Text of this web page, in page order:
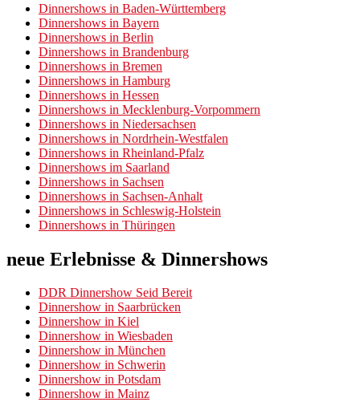
Dinnershows in Baden-Württemberg
Dinnershows in Bayern
Dinnershows in Berlin
Dinnershows in Brandenburg
Dinnershows in Bremen
Dinnershows in Hamburg
Dinnershows in Hessen
Dinnershows in Mecklenburg-Vorpommern
Dinnershows in Niedersachsen
Dinnershows in Nordrhein-Westfalen
Dinnershows in Rheinland-Pfalz
Dinnershows im Saarland
Dinnershows in Sachsen
Dinnershows in Sachsen-Anhalt
Dinnershows in Schleswig-Holstein
Dinnershows in Thüringen
neue Erlebnisse & Dinnershows
DDR Dinnershow Seid Bereit
Dinnershow in Saarbrücken
Dinnershow in Kiel
Dinnershow in Wiesbaden
Dinnershow in München
Dinnershow in Schwerin
Dinnershow in Potsdam
Dinnershow in Mainz